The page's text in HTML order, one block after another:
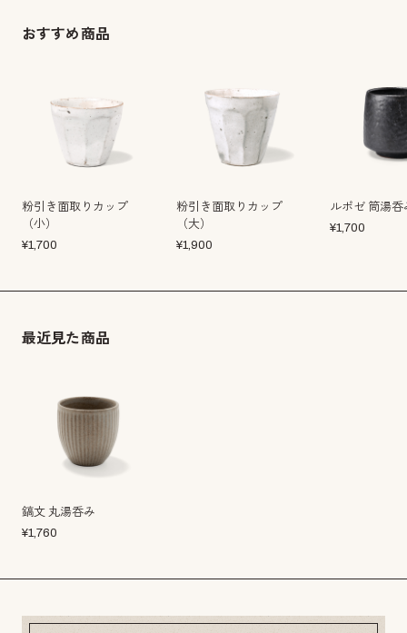
おすすめ商品
粉引き面取りカップ
（小）
¥1,700
粉引き面取りカップ
（大）
¥1,900
ルポゼ 筒湯呑
¥1,700
最近見た商品
鎬文 丸湯呑み
¥1,760